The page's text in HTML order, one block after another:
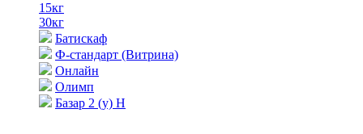
15кг
30кг
Батискаф
Ф-стандарт (Витрина)
Онлайн
Олимп
Базар 2 (у) Н